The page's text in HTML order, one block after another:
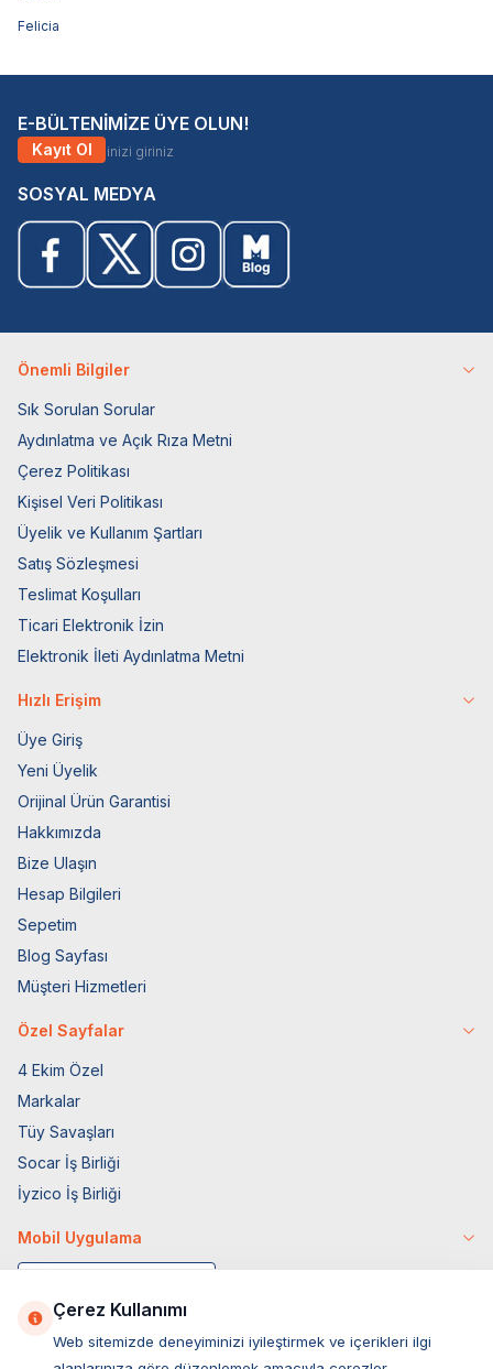
Felicia
E-BÜLTENİMİZE ÜYE OLUN!
Kayıt Ol
SOSYAL MEDYA
Önemli Bilgiler
Sık Sorulan Sorular
Aydınlatma ve Açık Rıza Metni
Çerez Politikası
Kişisel Veri Politikası
Üyelik ve Kullanım Şartları
Satış Sözleşmesi
Teslimat Koşulları
Ticari Elektronik İzin
Elektronik İleti Aydınlatma Metni
Hızlı Erişim
Üye Giriş
Yeni Üyelik
Orijinal Ürün Garantisi
Hakkımızda
Bize Ulaşın
Hesap Bilgileri
Sepetim
Blog Sayfası
Müşteri Hizmetleri
Özel Sayfalar
4 Ekim Özel
Markalar
Tüy Savaşları
Socar İş Birliği
İyzico İş Birliği
Mobil Uygulama
Çerez Kullanımı
Web sitemizde deneyiminizi iyileştirmek ve içerikleri ilgi